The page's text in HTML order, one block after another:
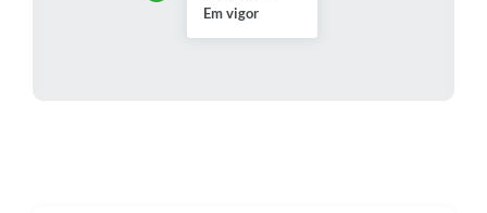
Em vigor